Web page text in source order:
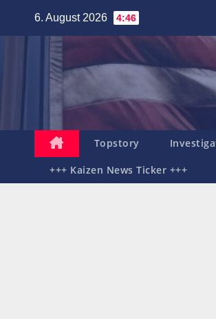
6. August 2026 4:46
Topstory
+++ Kaizen News Ticker +++